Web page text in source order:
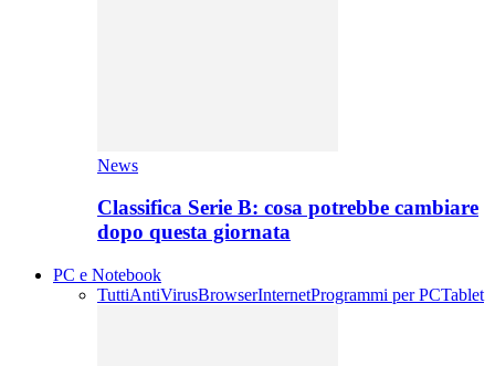
News
Classifica Serie B: cosa potrebbe cambiare
dopo questa giornata
PC e Notebook
TuttiAntiVirusBrowserInternetProgrammi per PCTablet